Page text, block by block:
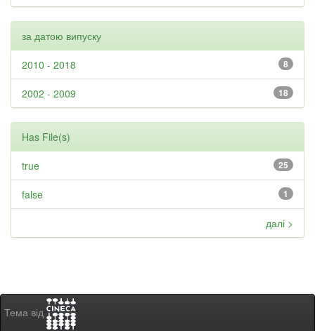
за датою випуску
8
2010 - 2018
18
2002 - 2009
Has File(s)
25
true
1
false
далі >
Тема від